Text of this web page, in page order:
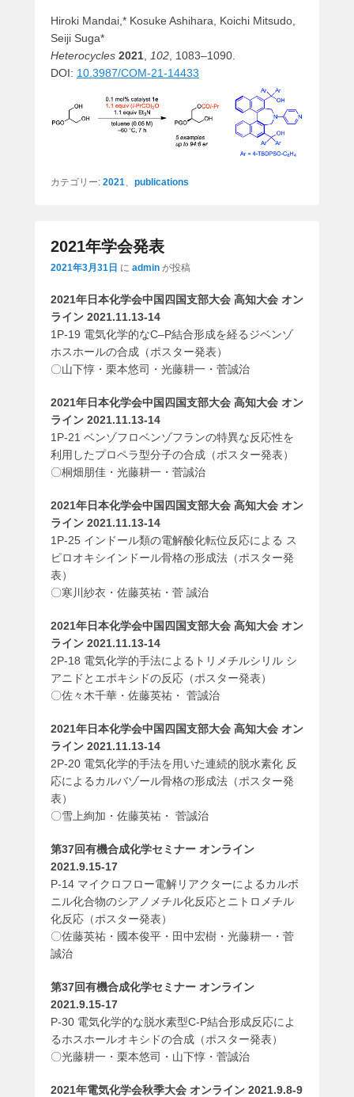
Hiroki Mandai,* Kosuke Ashihara, Koichi Mitsudo,
Seiji Suga*
Heterocycles 2021, 102, 1083–1090.
DOI: 10.3987/COM-21-14433
カテゴリー: 2021、 publications
2021年学会発表
2021年3月31日 に admin が投稿
2021年日本化学会中国四国支部大会 高知大会 オン
ライン 2021.11.13-14
1P-19 電気化学的なC–P結合形成を経るジベンゾ
ホスホールの合成（ポスター発表）
〇山下惇・栗本悠司・光藤耕一・菅誠治
2021年日本化学会中国四国支部大会 高知大会 オン
ライン 2021.11.13-14
1P-21 ベンゾフロベンゾフランの特異な反応性を
利用したプロペラ型分子の合成（ポスター発表）
〇桐畑朋佳・光藤耕一・菅誠治
2021年日本化学会中国四国支部大会 高知大会 オン
ライン 2021.11.13-14
1P-25 インドール類の電解酸化転位反応による ス
ピロオキシインドール骨格の形成法（ポスター発
表）
〇寒川紗衣・佐藤英祐・菅 誠治
2021年日本化学会中国四国支部大会 高知大会 オン
ライン 2021.11.13-14
2P-18 電気化学的手法によるトリメチルシリル シ
アニドとエポキシドの反応（ポスター発表）
〇佐々木千華・佐藤英祐・ 菅誠治
2021年日本化学会中国四国支部大会 高知大会 オン
ライン 2021.11.13-14
2P-20 電気化学的手法を用いた連続的脱水素化 反
応によるカルバゾール骨格の形成法（ポスター発
表）
〇雪上絢加・佐藤英祐・ 菅誠治
第37回有機合成化学セミナー オンライン
2021.9.15-17
P-14 マイクロフロー電解リアクターによるカルボ
ニル化合物のシアノメチル化反応とニトロメチル
化反応（ポスター発表）
〇佐藤英祐・國本俊平・田中宏樹・光藤耕一・菅
誠治
第37回有機合成化学セミナー オンライン
2021.9.15-17
P-30 電気化学的な脱水素型C-P結合形成反応によ
るホスホールオキシドの合成（ポスター発表）
〇光藤耕一・栗本悠司・山下惇・菅誠治
2021年電気化学会秋季大会 オンライン 2021.9.8-9